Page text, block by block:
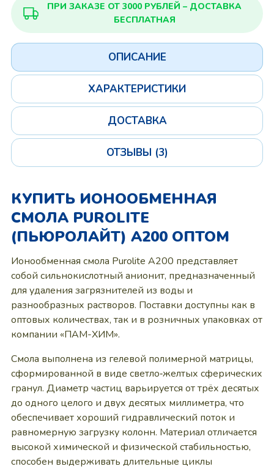
ПРИ ЗАКАЗЕ ОТ 3000 РУБЛЕЙ – ДОСТАВКА
БЕСПЛАТНАЯ
ОПИСАНИЕ
ХАРАКТЕРИСТИКИ
ДОСТАВКА
ОТЗЫВЫ (3)
КУПИТЬ ИОНООБМЕННАЯ
СМОЛА PUROLITE
(ПЬЮРОЛАЙТ) A200 ОПТОМ
Ионообменная смола Purolite A200 представляет
собой сильнокислотный анионит, предназначенный
для удаления загрязнителей из воды и
разнообразных растворов. Поставки доступны как в
оптовых количествах, так и в розничных упаковках от
компании «ПАМ-ХИМ».
Смола выполнена из гелевой полимерной матрицы,
сформированной в виде светло‑желтых сферических
гранул. Диаметр частиц варьируется от трёх десятых
до одного целого и двух десятых миллиметра, что
обеспечивает хороший гидравлический поток и
равномерную загрузку колонн. Материал отличается
высокой химической и физической стабильностью,
способен выдерживать длительные циклы